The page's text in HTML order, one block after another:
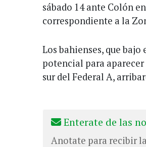
sábado 14 ante Colón
correspondiente a la
Los bahienses, que
potencial para
sur del Federal A,
Enterate de las
Anotate para recibir